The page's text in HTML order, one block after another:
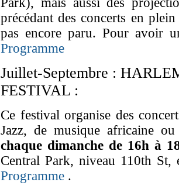
précédant des concerts en
pas encore paru. Pour avoir
Programme
Juillet-Septembre :
FESTIVAL :
Ce festival organise des
Jazz, de musique africaine
chaque dimanche de 16h à
Central Park, niveau 110th St,
Programme .